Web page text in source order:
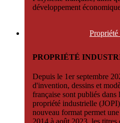
développement
Propriété
PROPRIÉTÉ
Depuis le 1er septembre
d'invention, dessins et
française sont publiés
propriété industrielle
nouveau format permet
2014 à août 2023, les